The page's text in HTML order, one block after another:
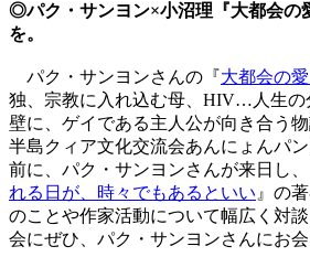
◎パク・サンヨン×小沼理『大都会の
を。
パク・サンヨンさんの『大都会の
独、宗教に入れ込む母、HIV…人生の
壁に、ゲイである主人公が向き合う
半島クィア文化交流会あんにょんパ
前に、パク・サンヨンさんが来日し
れる日が、時々でもあるといい 』の
のことや作家活動について幅広く対
会にぜひ、パク・サンヨンさんにお会